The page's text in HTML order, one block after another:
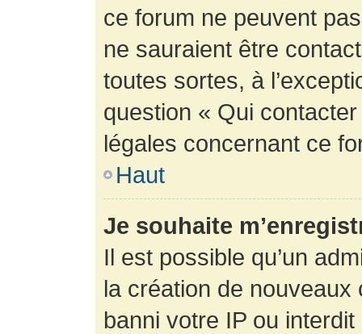
ce forum ne peuvent
ne sauraient être
toutes sortes, à
question « Qui
légales concernant ce
Haut
Je souhaite
Il est possible qu’un
la création de
banni votre IP ou